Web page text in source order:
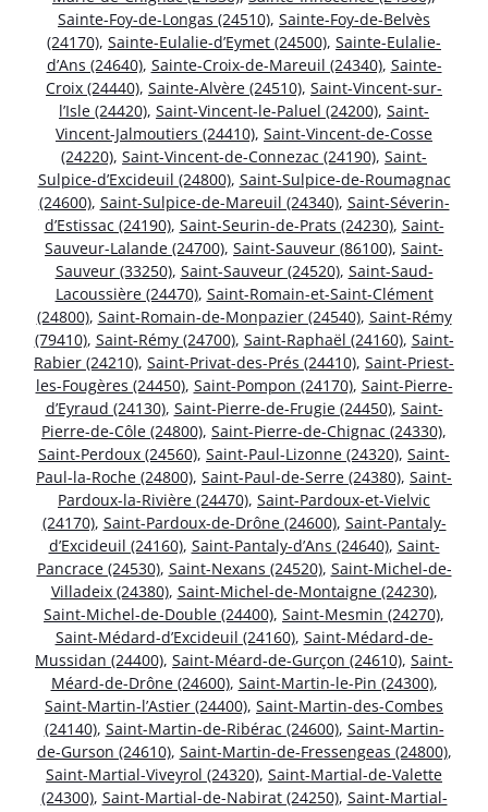
Sainte-Foy-de-Longas (24510), Sainte-Foy-de-Belvès
(24170), Sainte-Eulalie-d’Eymet (24500), Sainte-Eulalie-
d’Ans (24640), Sainte-Croix-de-Mareuil (24340), Sainte-
Croix (24440), Sainte-Alvère (24510), Saint-Vincent-sur-
l’Isle (24420), Saint-Vincent-le-Paluel (24200), Saint-
Vincent-Jalmoutiers (24410), Saint-Vincent-de-Cosse
(24220), Saint-Vincent-de-Connezac (24190), Saint-
Sulpice-d’Excideuil (24800), Saint-Sulpice-de-Roumagnac
(24600), Saint-Sulpice-de-Mareuil (24340), Saint-Séverin-
d’Estissac (24190), Saint-Seurin-de-Prats (24230), Saint-
Sauveur-Lalande (24700), Saint-Sauveur (86100), Saint-
Sauveur (33250), Saint-Sauveur (24520), Saint-Saud-
Lacoussière (24470), Saint-Romain-et-Saint-Clément
(24800), Saint-Romain-de-Monpazier (24540), Saint-Rémy
(79410), Saint-Rémy (24700), Saint-Raphaël (24160), Saint-
Rabier (24210), Saint-Privat-des-Prés (24410), Saint-Priest-
les-Fougères (24450), Saint-Pompon (24170), Saint-Pierre-
d’Eyraud (24130), Saint-Pierre-de-Frugie (24450), Saint-
Pierre-de-Côle (24800), Saint-Pierre-de-Chignac (24330),
Saint-Perdoux (24560), Saint-Paul-Lizonne (24320), Saint-
Paul-la-Roche (24800), Saint-Paul-de-Serre (24380), Saint-
Pardoux-la-Rivière (24470), Saint-Pardoux-et-Vielvic
(24170), Saint-Pardoux-de-Drône (24600), Saint-Pantaly-
d’Excideuil (24160), Saint-Pantaly-d’Ans (24640), Saint-
Pancrace (24530), Saint-Nexans (24520), Saint-Michel-de-
Villadeix (24380), Saint-Michel-de-Montaigne (24230),
Saint-Michel-de-Double (24400), Saint-Mesmin (24270),
Saint-Médard-d’Excideuil (24160), Saint-Médard-de-
Mussidan (24400), Saint-Méard-de-Gurçon (24610), Saint-
Méard-de-Drône (24600), Saint-Martin-le-Pin (24300),
Saint-Martin-l’Astier (24400), Saint-Martin-des-Combes
(24140), Saint-Martin-de-Ribérac (24600), Saint-Martin-
de-Gurson (24610), Saint-Martin-de-Fressengeas (24800),
Saint-Martial-Viveyrol (24320), Saint-Martial-de-Valette
(24300), Saint-Martial-de-Nabirat (24250), Saint-Martial-